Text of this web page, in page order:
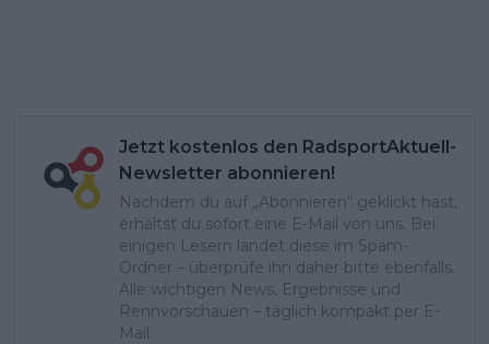
Jetzt kostenlos den RadsportAktuell-
Newsletter abonnieren!
Nachdem du auf „Abonnieren“ geklickt hast,
erhältst du sofort eine E-Mail von uns. Bei
einigen Lesern landet diese im Spam-
Ordner – überprüfe ihn daher bitte ebenfalls.
Alle wichtigen News, Ergebnisse und
Rennvorschauen – täglich kompakt per E-
Mail.